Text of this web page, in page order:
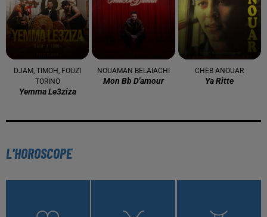
DJAM, TIMOH, FOUZI
TORINO
Yemma Le3ziza
NOUAMAN BELAIACHI
Mon Bb D'amour
CHEB ANOUAR
Ya Ritte
L'HOROSCOPE